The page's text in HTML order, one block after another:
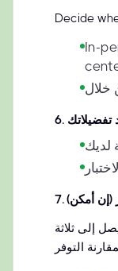
Decide
In-
6. تفضيلاتك
7.(إن أمكن)
إلى ثلاثة